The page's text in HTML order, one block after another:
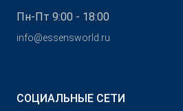
Пн-Пт 9:00 - 18:00
info@essensworld.ru
СОЦИАЛЬНЫЕ СЕТИ